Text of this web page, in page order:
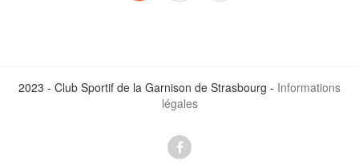
2023 - Club Sportif de la Garnison de Strasbourg - Informations
légales